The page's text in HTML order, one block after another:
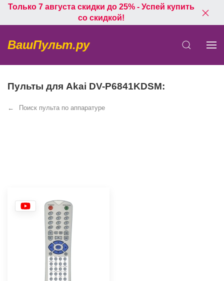
Только 7 августа скидки до 25% - Успей купить
со скидкой!
ВашПульт.ру
Пульты для Akai DV-P6841KDSM:
Поиск пульта по аппаратуре